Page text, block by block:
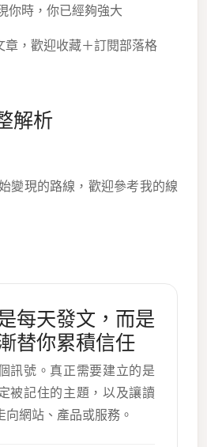
你時，你已經夠強大
，歡迎收藏＋訂閱部落格
解析
變現的路線，歡迎參考我的線
每天發文，而是
替你累積信任
訊號。真正需要建立的是
被記住的主題，以及讓讀
向網站、產品或服務。